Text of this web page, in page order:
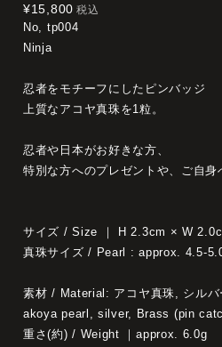
¥15,800 税込
No, tp004
Ninja
忍者をモチーフにしたピンバッジ
上質なアコヤ真珠を1粒。
忍者や日本がお好きな方、
特別な方へのプレゼントや、ご自身
サイズ / Size ｜ H 2.3cm × W
真珠サイズ / Pearl : approx. 4.5-
素材 / Material: アコヤ真珠, シル
akoya pearl, silver, Brass (pin
重さ(約) / Weight ｜approx. 6.0g